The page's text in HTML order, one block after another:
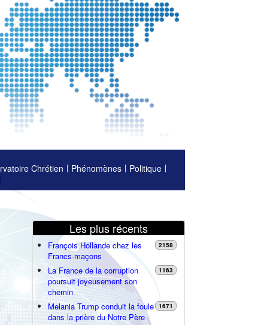
Chrétien Phénomènes
Politique
Les plus récents
François Hollande chez les
Francs-maçons
2158
La France de la corruption
poursuit joyeusement son
chemin
1163
Melania Trump conduit la foule
dans la prière du Notre Père
1671